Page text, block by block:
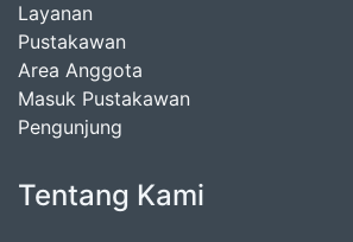
Layanan
Pustakawan
Area Anggota
Masuk Pustakawan
Pengunjung
Tentang Kami